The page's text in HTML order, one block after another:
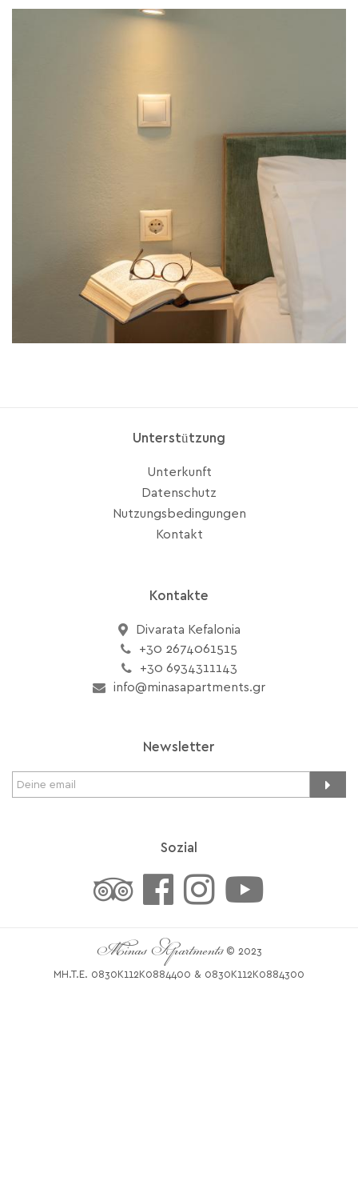
Unterstützung
Unterkunft
Datenschutz
Nutzungsbedingungen
Kontakt
Kontakte
Divarata Kefalonia
+30 2674061515
+30 6934311143
info@minasapartments.gr
Newsletter
Sozial
Minas Apartments© 2023
MH.T.E. 0830K112K0884400 & 0830K112K0884300